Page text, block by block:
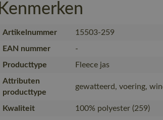
Kenmerken
Artikelnummer
15503-259
EAN nummer
-
Producttype
Fleece jas
Attributen
producttype
gewatteerd, voering,
Kwaliteit 100% polyester (259)